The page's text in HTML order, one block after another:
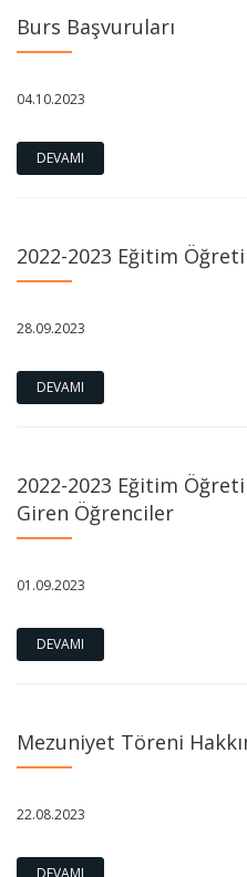
Burs Başvuruları
04.10.2023
DEVAMI
2022-2023 Eğitim
28.09.2023
DEVAMI
2022-2023 Eğitim
Giren Öğrenciler
01.09.2023
DEVAMI
Mezuniyet Töreni
22.08.2023
DEVAMI